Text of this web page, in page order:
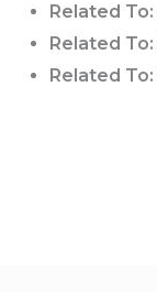
Related To:
Related To:
Related To: